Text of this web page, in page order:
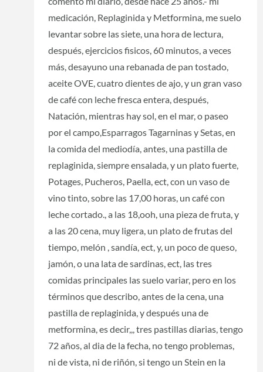
medicación, Replaginida y Metformina, me suelo
levantar sobre las siete, una hora de lectura,
después, ejercicios fisicos, 60 minutos, a veces
más, desayuno una rebanada de pan tostado,
aceite OVE, cuatro dientes de ajo, y un gran vaso
de café con leche fresca entera, después,
Natación, mientras hay sol, en el mar, o paseo
por el campo,Esparragos Tagarninas y Setas, en
la comida del mediodía, antes, una pastilla de
replaginida, siempre ensalada, y un plato fuerte,
Potages, Pucheros, Paella, ect, con un vaso de
vino tinto, sobre las 17,00 horas, un café con
leche cortado., a las 18,ooh, una pieza de fruta, y
a las 20 cena, muy ligera, un plato de frutas del
tiempo, melón , sandía, ect, y, un poco de queso,
jamón, o una lata de sardinas, ect, las tres
comidas principales las suelo variar, pero en los
términos que describo, antes de la cena, una
pastilla de replaginida, y después una de
metformina, es decir,,, tres pastillas diarias, tengo
72 años, al dia de la fecha, no tengo problemas,
ni de vista, ni de riñón, si tengo un Stein en la